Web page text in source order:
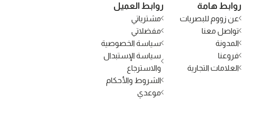
روابط هامة
عن زووم للبصريات
تواصل معنا
المدونة
فروعنا
العلامات التجارية
روابط العميل
مشترياتي
مفضلاتي
سياسة الخصوصية
سياسة الإستبدال
والاسترجاع
الشروط والأحكام
موعدي